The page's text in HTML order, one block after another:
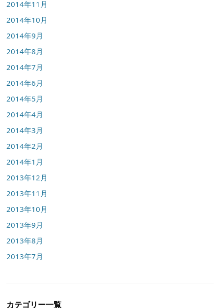
2014年11月
2014年10月
2014年9月
2014年8月
2014年7月
2014年6月
2014年5月
2014年4月
2014年3月
2014年2月
2014年1月
2013年12月
2013年11月
2013年10月
2013年9月
2013年8月
2013年7月
カテゴリー一覧